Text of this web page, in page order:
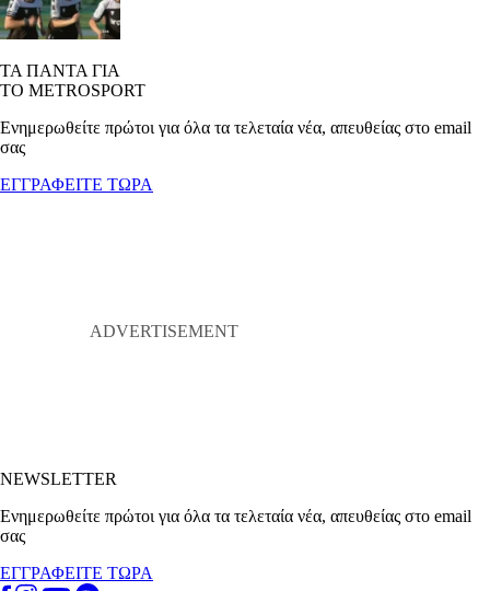
ΤΑ ΠΑΝΤΑ ΓΙΑ
ΤΟ METROSPORT
Ενημερωθείτε πρώτοι για όλα τα τελεταία νέα, απευθείας στο email
σας
ΕΓΓΡΑΦΕΙΤΕ ΤΩΡΑ
NEWSLETTER
Ενημερωθείτε πρώτοι για όλα τα τελεταία νέα, απευθείας στο email
σας
ΕΓΓΡΑΦΕΙΤΕ ΤΩΡΑ